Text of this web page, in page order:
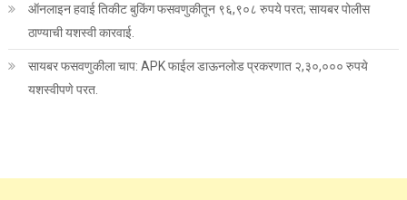
ऑनलाइन हवाई तिकीट बुकिंग फसवणुकीतून ९६,९०८ रुपये परत; सायबर पोलीस
ठाण्याची यशस्वी कारवाई.
सायबर फसवणुकीला चाप: APK फाईल डाऊनलोड प्रकरणात २,३०,००० रुपये
यशस्वीपणे परत.